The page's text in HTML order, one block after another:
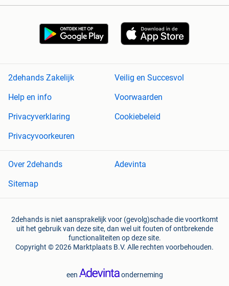
2dehands Zakelijk
Veilig en Succesvol
Help en info
Voorwaarden
Privacyverklaring
Cookiebeleid
Privacyvoorkeuren
Over 2dehands
Adevinta
Sitemap
2dehands is niet aansprakelijk voor (gevolg)schade die voortkomt
uit het gebruik van deze site, dan wel uit fouten of ontbrekende
functionaliteiten op deze site.
Copyright © 2026 Marktplaats B.V. Alle rechten voorbehouden.
een onderneming